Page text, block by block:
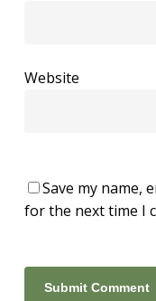
Website
Save my name,
for the next time I